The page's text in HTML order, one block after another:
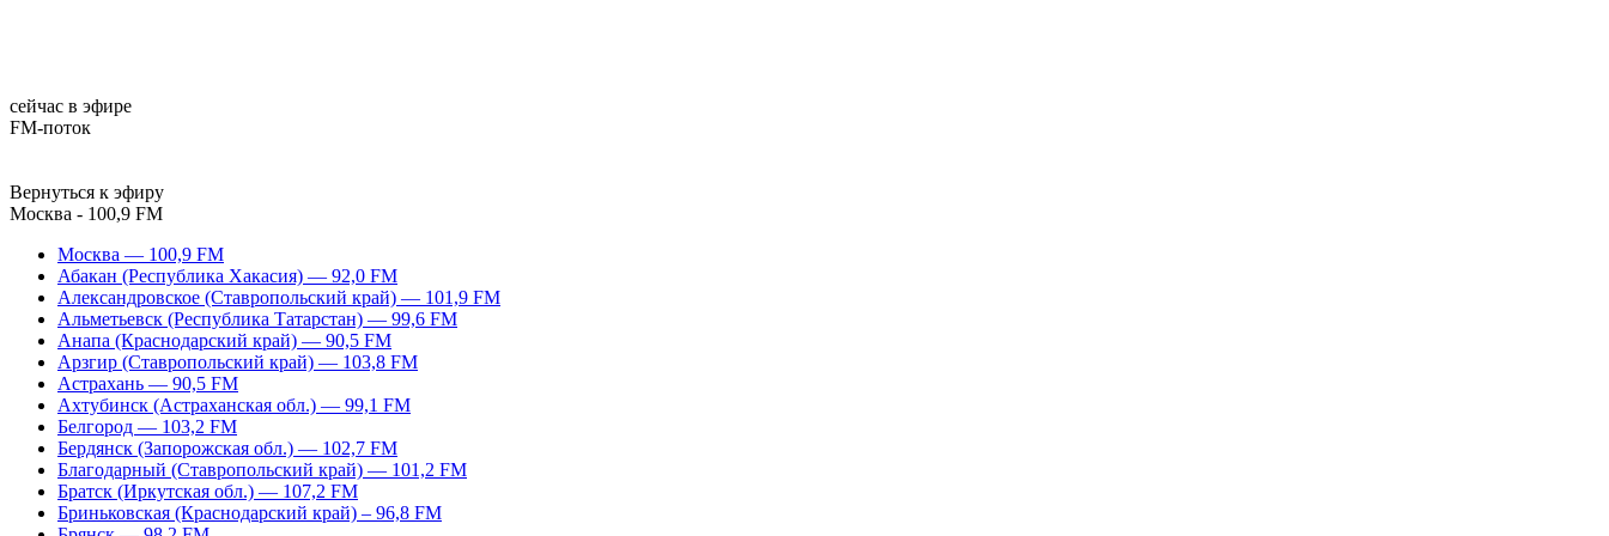
сейчас в эфире
FM-поток
Вернуться к эфиру
Москва - 100,9 FM
Москва — 100,9 FM
Абакан (Республика Хакасия) — 92,0 FM
Александровское (Ставропольский край) — 101,9 FM
Альметьевск (Республика Татарстан) — 99,6 FM
Анапа (Краснодарский край) — 90,5 FM
Арзгир (Ставропольский край) — 103,8 FM
Астрахань — 90,5 FM
Ахтубинск (Астраханская обл.) — 99,1 FM
Белгород — 103,2 FM
Бердянск (Запорожская обл.) — 102,7 FM
Благодарный (Ставропольский край) — 101,2 FM
Братск (Иркутская обл.) — 107,2 FM
Бриньковская (Краснодарский край) – 96,8 FM